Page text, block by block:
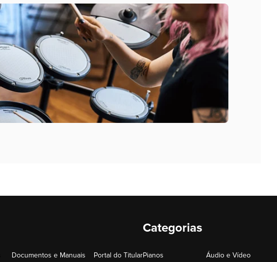
Documentos e Manuais Portal do Titular
Categorias
Pianos Áudio e Vídeo